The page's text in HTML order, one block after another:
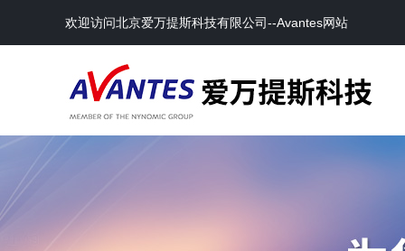
欢迎访问北京爱万提斯科技有限公司--Avantes网站